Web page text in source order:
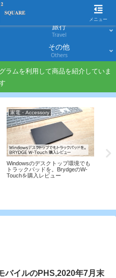
旅行
Travel
その他
Others
ラムを利用して商品を紹介していま
家電・Accessory
Windowsのデスクトップ環境でも
トラックパッドを。BrydgeのW-
Touchを購入レビュー
バイルのPHS,2020年7月末
メニュー